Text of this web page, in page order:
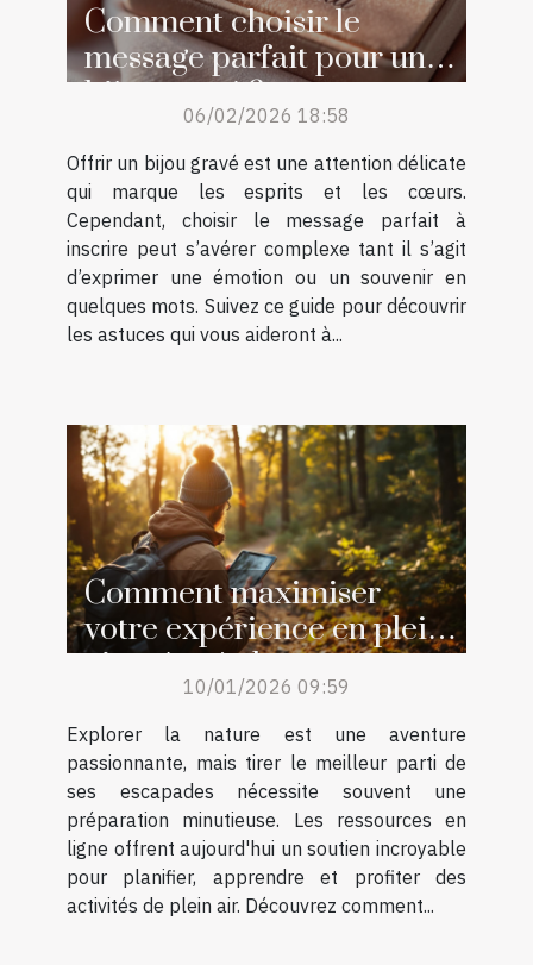
Comment choisir le
message parfait pour un
bijou gravé ?
06/02/2026 18:58
Offrir un bijou gravé est une attention délicate
qui marque les esprits et les cœurs.
Cependant, choisir le message parfait à
inscrire peut s’avérer complexe tant il s’agit
d’exprimer une émotion ou un souvenir en
quelques mots. Suivez ce guide pour découvrir
les astuces qui vous aideront à...
Comment maximiser
votre expérience en plein
air grâce à des ressources
en ligne ?10/01/2026 09:59
Explorer la nature est une aventure
passionnante, mais tirer le meilleur parti de
ses escapades nécessite souvent une
préparation minutieuse. Les ressources en
ligne offrent aujourd'hui un soutien incroyable
pour planifier, apprendre et profiter des
activités de plein air. Découvrez comment...